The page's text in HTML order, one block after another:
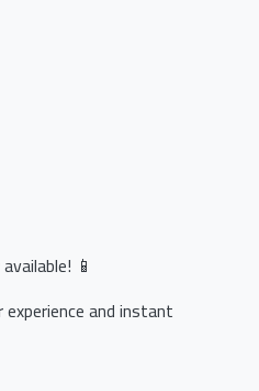
📱
and instant